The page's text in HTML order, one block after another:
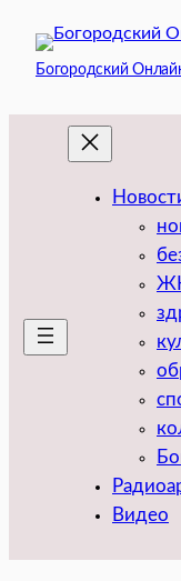
содержимому
Богородский
Видео